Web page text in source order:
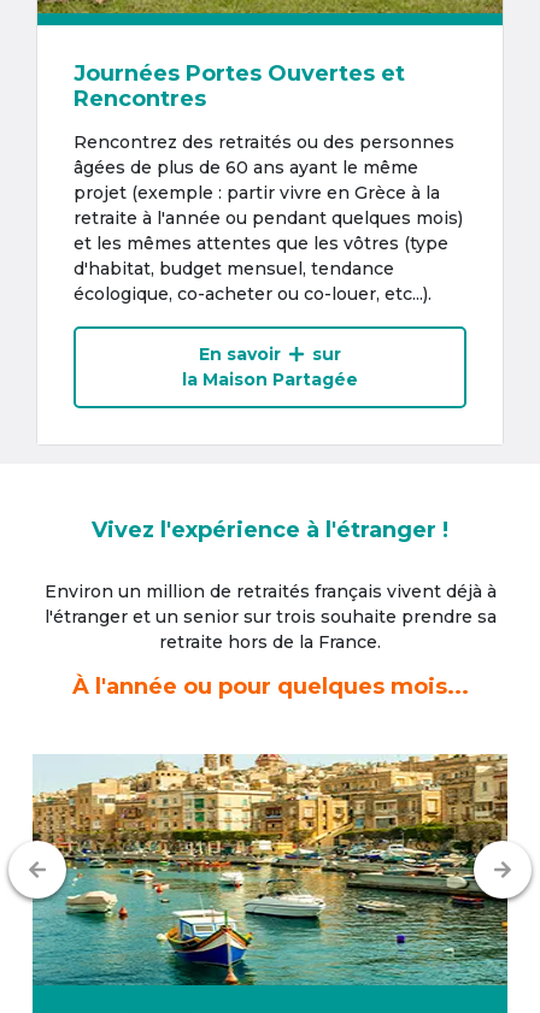
Journées Portes Ouvertes et
Rencontres
Rencontrez des retraités ou des personnes
âgées de plus de 60 ans ayant le même
projet (exemple : partir vivre en Grèce à la
retraite à l'année ou pendant quelques mois)
et les mêmes attentes que les vôtres (type
d'habitat, budget mensuel, tendance
écologique, co-acheter ou co-louer, etc...).
En savoir
sur
la Maison Partagée
Vivez l'expérience à l'étranger !
Environ un million de retraités français vivent déjà à
l'étrangeret un senior sur trois souhaite prendre sa
retraite hors de la France.
À l'année ou pour quelques mois...